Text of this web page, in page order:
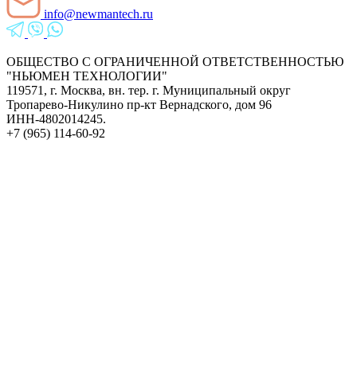
info@newmantech.ru
ОБЩЕСТВО С ОГРАНИЧЕННОЙ ОТВЕТСТВЕННОСТЬЮ
"НЬЮМЕН ТЕХНОЛОГИИ"
119571, г. Москва, вн. тер. г. Муниципальный округ
Тропарево-Никулино пр-кт Вернадского, дом 96
ИНН-4802014245.
+7 (965) 114-60-92